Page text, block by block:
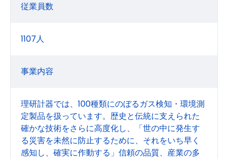
従業員数
1107人
事業内容
理研計器では、100種類にのぼるガス検知・環境測
定製品を扱っています。歴史と伝統に支えられた
確かな技術をさらに高度化し、「世の中に発生す
る災害を未然に防止するために、それをいち早く
感知し、確実に作動する」信頼の品質、産業の多